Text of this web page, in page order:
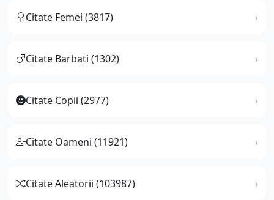
Citate Femei (3817)
Citate Barbati (1302)
Citate Copii (2977)
Citate Oameni (11921)
Citate Aleatorii (103987)